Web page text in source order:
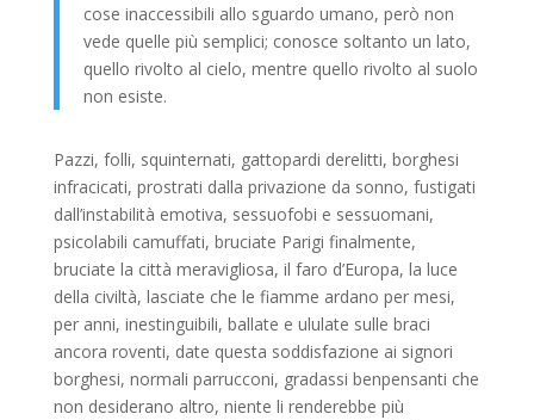
cose inaccessibili allo sguardo umano, però non
vede quelle più semplici; conosce soltanto un lato,
quello rivolto al cielo, mentre quello rivolto al suolo
non esiste.
Pazzi, folli, squinternati, gattopardi derelitti, borghesi
infracicati, prostrati dalla privazione da sonno, fustigati
dall’instabilità emotiva, sessuofobi e sessuomani,
psicolabili camuffati, bruciate Parigi finalmente,
bruciate la città meravigliosa, il faro d’Europa, la luce
della civiltà, lasciate che le fiamme ardano per mesi,
per anni, inestinguibili, ballate e ululate sulle braci
ancora roventi, date questa soddisfazione ai signori
borghesi, normali parrucconi, gradassi benpensanti che
non desiderano altro, niente li renderebbe più